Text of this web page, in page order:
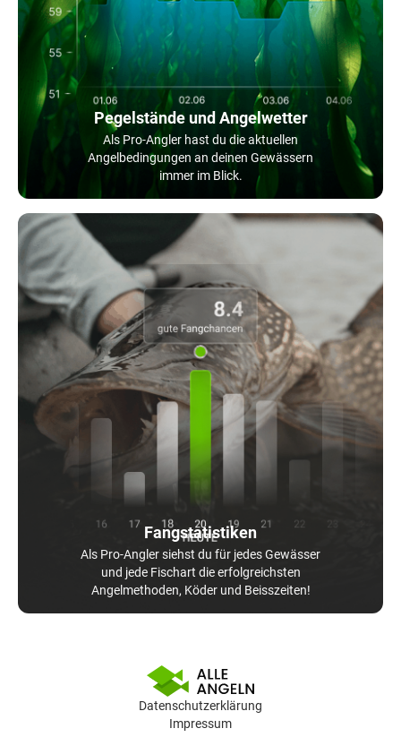
Pegelstände und Angelwetter
Als Pro-Angler hast du die aktuellen
Angelbedingungen an deinen Gewässern
immer im Blick.
Fangstatistiken
Als Pro-Angler siehst du für jedes Gewässer
und jede Fischart die erfolgreichsten
Angelmethoden, Köder und Beisszeiten!
Datenschutzerklärung
Impressum